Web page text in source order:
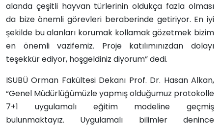
alanda çeşitli hayvan türlerinin oldukça fazla olması
da bize önemli görevleri beraberinde getiriyor. En iyi
şekilde bu alanları korumak kollamak gözetmek bizim
en önemli vazifemiz. Proje katılımınızdan dolayı
teşekkür ediyor, hoşgeldiniz diyorum” dedi.
ISUBÜ Orman Fakültesi Dekanı Prof. Dr. Hasan Alkan,
“Genel Müdürlüğümüzle yapmış olduğumuz protokolle
7+1 uygulamalı eğitim modeline geçmiş
bulunmaktayız. Uygulamalı bilimler denince